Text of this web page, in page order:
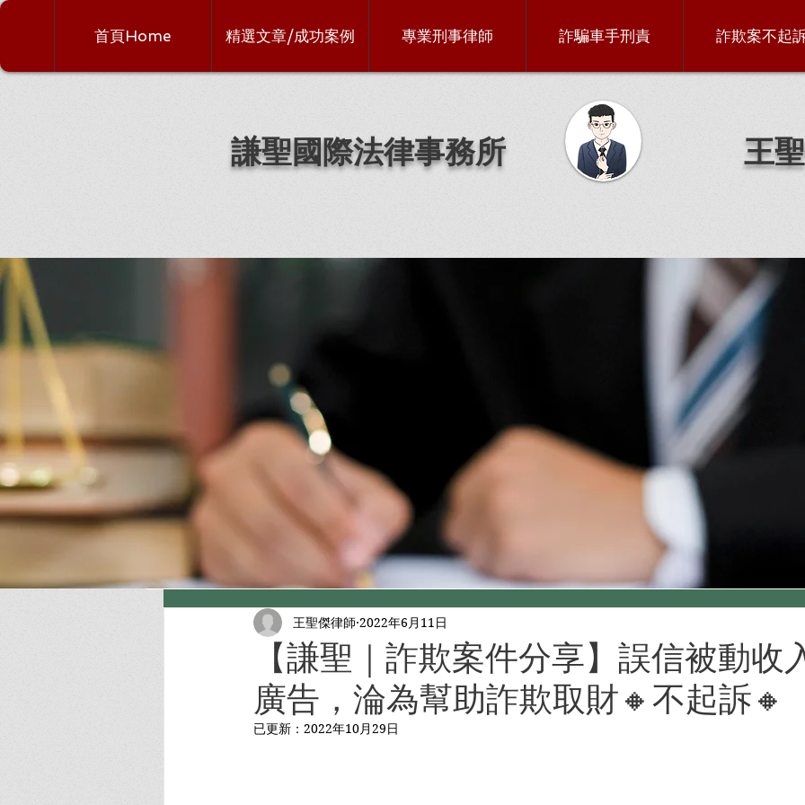
首頁Home 精選文章/成功案例 專業刑事律師 詐騙車手刑責 詐欺案不起
謙聖國際法律事務所 王
【謙聖｜詐欺案件分享】️誤信被動收
廣告，淪為幫助詐欺取財🔸不起訴🔸
王聖傑律師 2022年6月11日
已更新： 2022年10月29日